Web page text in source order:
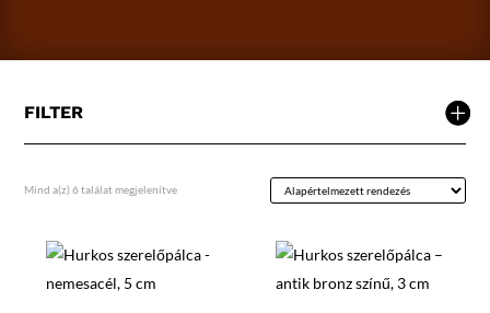
FILTER
Mind a(z) 6 találat megjelenítve